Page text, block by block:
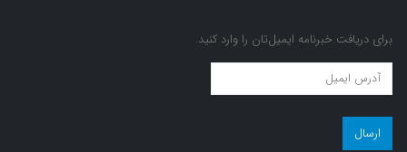
برای دریافت خبرنامه ایمیل‌تان را وارد کنید.
عضویت
در
مجله
سلامت!